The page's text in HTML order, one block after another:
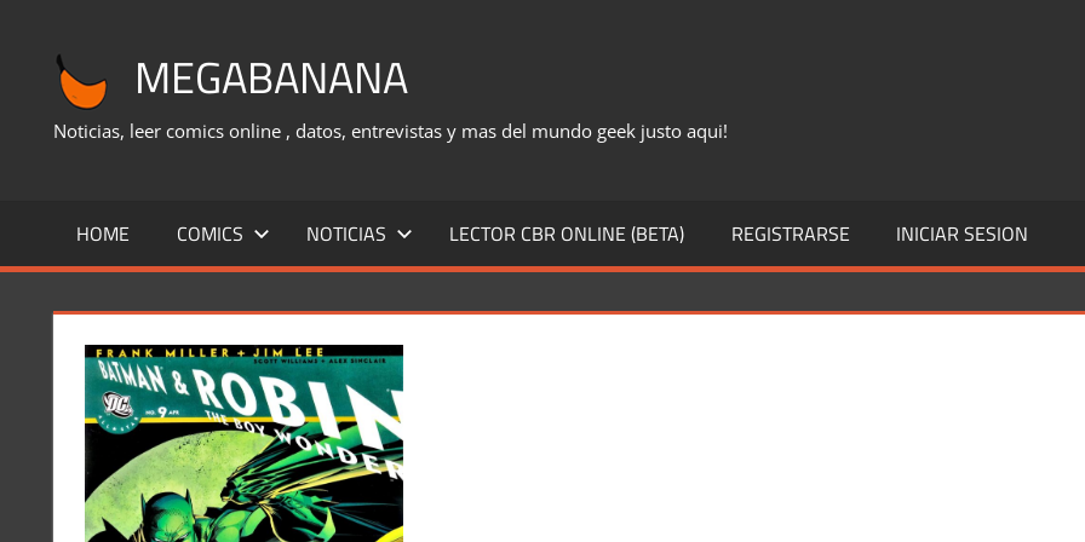
contenido
MEGABANANA
Noticias, leer comics online , datos, entrevistas y mas del mundo geek justo aqui!
HOME COMICS NOTICIAS LECTOR CBR ONLINE (BETA) REGISTRARSE INICIAR SESION